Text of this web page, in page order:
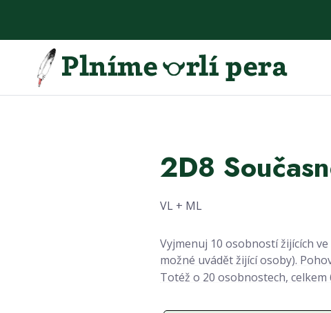
2D8
VL + ML
Vyjmenuj 10 osobností žijících
možné uvádět žijící osoby).
Totéž o 20 osobnostech,